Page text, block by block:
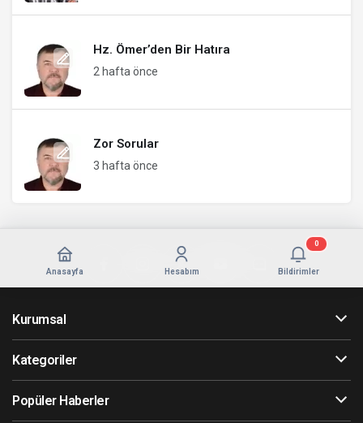
Hz. Ömer’den Bir Hatıra
2 hafta önce
Zor Sorular
3 hafta önce
Anasayfa Hesabım Bildirimler
0
Kurumsal
Kategoriler
Popüler Haberler